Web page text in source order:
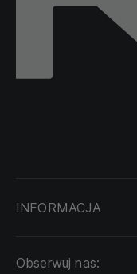
INFORMACJA
DOSTAWA I
Obserwuj nas: